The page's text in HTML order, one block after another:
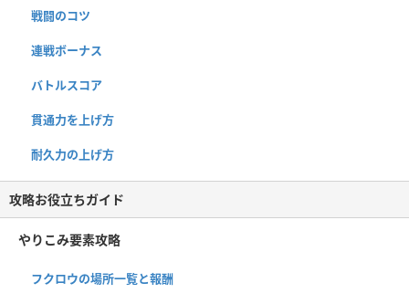
戦闘のコツ
連戦ボーナス
バトルスコア
貫通力を上げ方
耐久力の上げ方
攻略お役立ちガイド
やりこみ要素攻略
フクロウの場所一覧と報酬